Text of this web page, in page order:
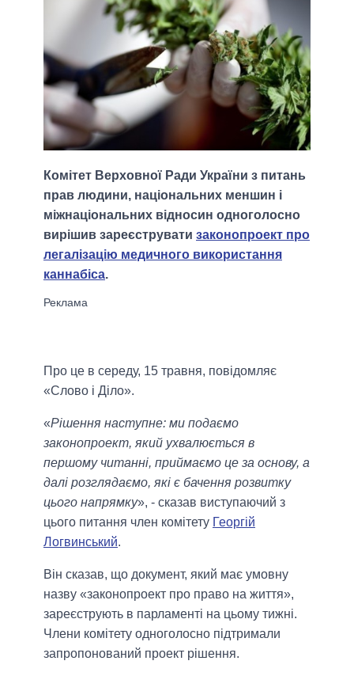
Комітет Верховної Ради України з питань
прав людини, національних меншин і
міжнаціональних відносин одноголосно
вирішив зареєструвати законопроект про
легалізацію медичного використання
каннабіса.
Про це в середу, 15 травня, повідомляє
«Слово і Діло».
«Рішення наступне: ми подаємо
законопроект, який ухвалюється в
першому читанні, приймаємо це за основу, а
далі розглядаємо, які є бачення розвитку
цього напрямку», - сказав виступаючий з
цього питання член комітету Георгій
Логвинський.
Він сказав, що документ, який має умовну
назву «законопроект про право на життя»,
зареєструють в парламенті на цьому тижні.
Члени комітету одноголосно підтримали
запропонований проект рішення.